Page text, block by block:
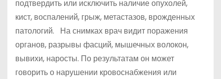
подтвердить или исключить наличие опухолей,
кист, воспалений, грыж, метастазов, врожденных
патологий. На снимках врач видит поражения
органов, разрывы фасций, мышечных волокон,
вывихи, наросты. По результатам он может
говорить о нарушении кровоснабжения или